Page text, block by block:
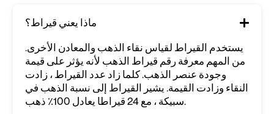
ماذا يعني قيراط؟
يستخدم القيراط لقياس نقاء الذهب والمعادن الأخرى.
من المهم معرفة رقم قيراط الذهب لأنه يؤثر على قيمة
وجودة عنصر الذهب. كلما زاد عدد القيراط ، زادت
النقاء وزادت القيمة. يشير القيراط إلى نسبة الذهب في
سبيكة ، مع 24 قيراطا يعادل 100٪ ذهب.